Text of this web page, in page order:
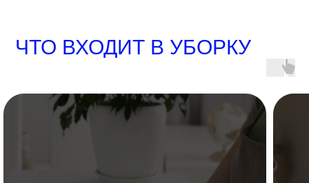
ЧТО ВХОДИТ В УБОРКУ